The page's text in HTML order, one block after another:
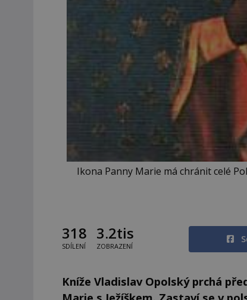
Ikona Panny Marie má chránit celé
318
SDÍLENÍ
3.2tis
ZOBRAZENÍ
Kníže Vladislav Opolský prchá